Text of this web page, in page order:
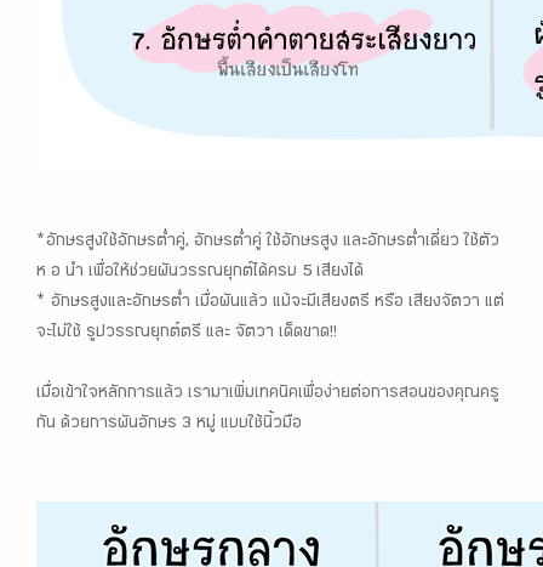
*อักษรสูงใช้อักษรต่ำคู่, อักษรต่ำคู่ ใช้อักษรสูง และอักษรต่ำเดี่ยว ใช้ตัว
ห อ นำ เพื่อให้ช่วยผันวรรณยุกต์ได้ครบ 5 เสียงได้
* อักษรสูงและอักษรต่ำ เมื่อผันแล้ว แม้จะมีเสียงตรี หรือ เสียงจัตวา แต่
จะไม่ใช้ รูปวรรณยุกต์ตรี และ จัตวา เด็ดขาด!!
เมื่อเข้าใจหลักการแล้ว เรามาเพิ่มเทคนิคเพื่อง่ายต่อการสอนของคุณครู
กัน ด้วยการผันอักษร 3 หมู่ แบบใช้นิ้วมือ